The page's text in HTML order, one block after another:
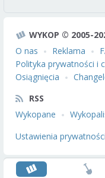
WYKOP © 2005-
O nas
Reklama
Polityka prywatności i
Osiągnięcia
RSS
Wykopane
Ustawienia prywatności